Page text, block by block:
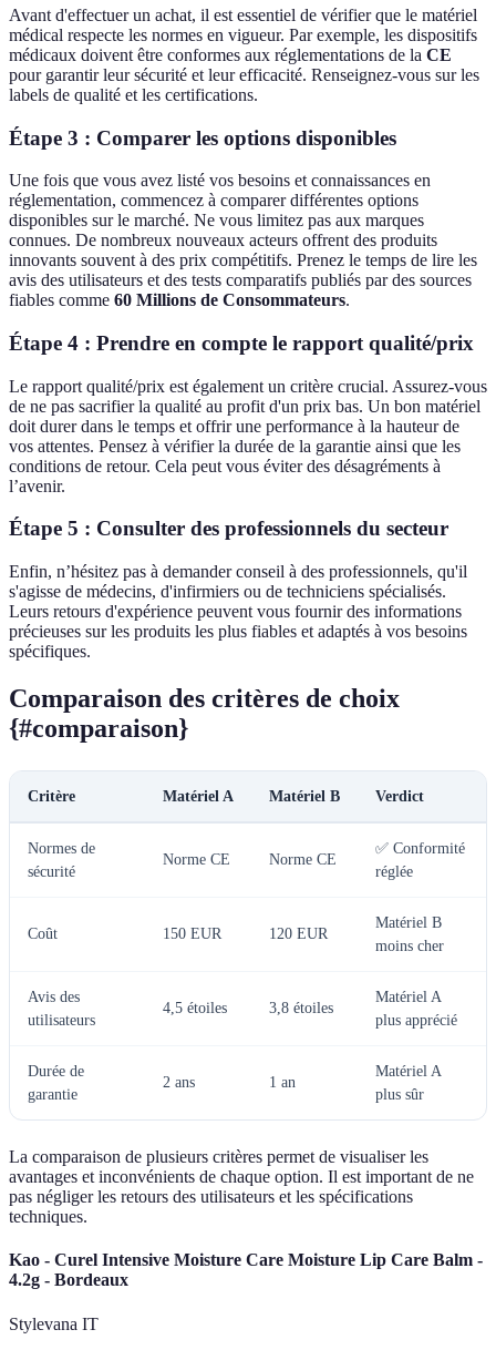
Avant d'effectuer un achat, il est essentiel de vérifier que le matériel
médical respecte les normes en vigueur. Par exemple, les dispositifs
médicaux doivent être conformes aux réglementations de la CE
pour garantir leur sécurité et leur efficacité. Renseignez-vous sur les
labels de qualité et les certifications.
Étape 3 : Comparer les options disponibles
Une fois que vous avez listé vos besoins et connaissances en
réglementation, commencez à comparer différentes options
disponibles sur le marché. Ne vous limitez pas aux marques
connues. De nombreux nouveaux acteurs offrent des produits
innovants souvent à des prix compétitifs. Prenez le temps de lire les
avis des utilisateurs et des tests comparatifs publiés par des sources
fiables comme 60 Millions de Consommateurs.
Étape 4 : Prendre en compte le rapport qualité/prix
Le rapport qualité/prix est également un critère crucial. Assurez-vous
de ne pas sacrifier la qualité au profit d'un prix bas. Un bon matériel
doit durer dans le temps et offrir une performance à la hauteur de
vos attentes. Pensez à vérifier la durée de la garantie ainsi que les
conditions de retour. Cela peut vous éviter des désagréments à
l’avenir.
Étape 5 : Consulter des professionnels du secteur
Enfin, n’hésitez pas à demander conseil à des professionnels, qu'il
s'agisse de médecins, d'infirmiers ou de techniciens spécialisés.
Leurs retours d'expérience peuvent vous fournir des informations
précieuses sur les produits les plus fiables et adaptés à vos besoins
spécifiques.
Comparaison des critères de choix
{#comparaison}
Critère Matériel A Matériel B Verdict
Normes de
sécurité
Norme CE Norme CE
✅ Conformité
réglée
Coût 150 EUR 120 EUR
Matériel B
moins cher
Avis des
utilisateurs
4,5 étoiles 3,8 étoiles
Matériel A
plus apprécié
Durée de
garantie
2 ans 1 an
Matériel A
plus sûr
La comparaison de plusieurs critères permet de visualiser les
avantages et inconvénients de chaque option. Il est important de ne
pas négliger les retours des utilisateurs et les spécifications
techniques.
Kao - Curel Intensive Moisture Care Moisture Lip Care Balm -
4.2g - Bordeaux
Stylevana IT